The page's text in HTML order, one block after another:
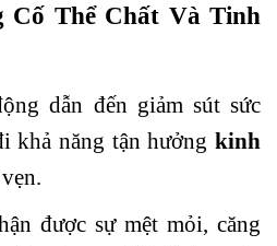
Cố Thể Chất Và Tinh
dẫn đến giảm sút sức
khả năng tận hưởng kinh
được sự mệt mỏi, căng